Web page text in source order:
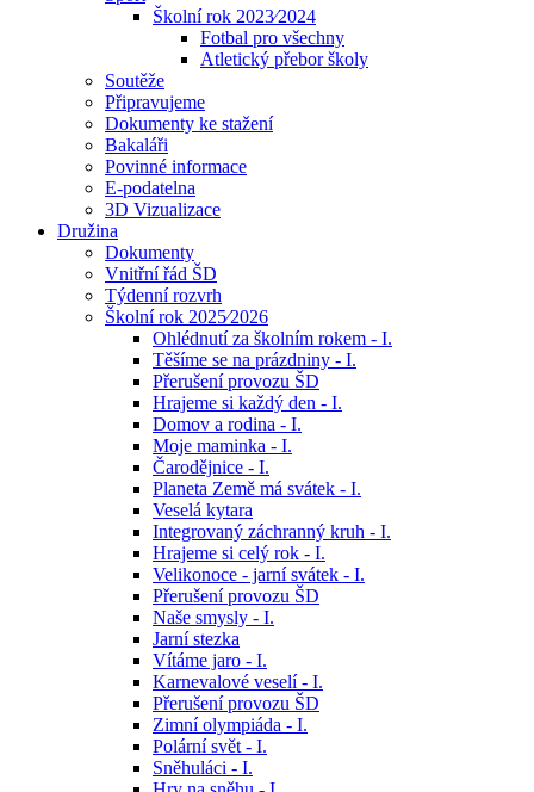
Školní rok 2023⁄2024
Fotbal pro všechny
Atletický přebor školy
Soutěže
Připravujeme
Dokumenty ke stažení
Bakaláři
Povinné informace
E-podatelna
3D Vizualizace
Družina
Dokumenty
Vnitřní řád ŠD
Týdenní rozvrh
Školní rok 2025⁄2026
Ohlédnutí za školním rokem - I.
Těšíme se na prázdniny - I.
Přerušení provozu ŠD
Hrajeme si každý den - I.
Domov a rodina - I.
Moje maminka - I.
Čarodějnice - I.
Planeta Země má svátek - I.
Veselá kytara
Integrovaný záchranný kruh - I.
Hrajeme si celý rok - I.
Velikonoce - jarní svátek - I.
Přerušení provozu ŠD
Naše smysly - I.
Jarní stezka
Vítáme jaro - I.
Karnevalové veselí - I.
Přerušení provozu ŠD
Zimní olympiáda - I.
Polární svět - I.
Sněhuláci - I.